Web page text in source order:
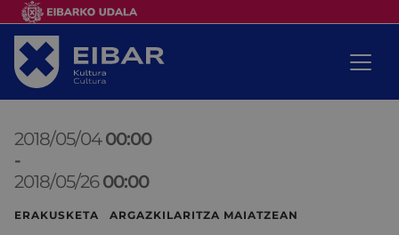
2018/05/0400:00
-
2018/05/2600:00
ERAKUSKETA ARGAZKILARITZA MAIATZEAN